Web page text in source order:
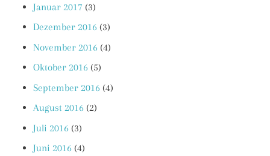
Januar 2017 (3)
Dezember 2016 (3)
November 2016 (4)
Oktober 2016 (5)
September 2016 (4)
August 2016 (2)
Juli 2016 (3)
Juni 2016 (4)